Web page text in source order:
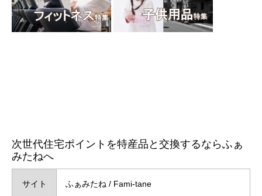
次世代住宅ポイントを特産品と交換するならふぁ
みたねへ
サイト
ふぁみたね / Fami-tane